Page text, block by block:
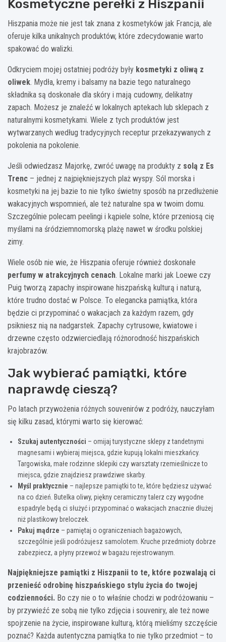
Kosmetyczne perełki z Hiszpanii
Hiszpania może nie jest tak znana z kosmetyków jak Francja, ale
oferuje kilka unikalnych produktów, które zdecydowanie warto
spakować do walizki.
Odkryciem mojej ostatniej podróży były kosmetyki z oliwą z
oliwek. Mydła, kremy i balsamy na bazie tego naturalnego
składnika są doskonałe dla skóry i mają cudowny, delikatny
zapach. Możesz je znaleźć w lokalnych aptekach lub sklepach z
naturalnymi kosmetykami. Wiele z tych produktów jest
wytwarzanych według tradycyjnych receptur przekazywanych z
pokolenia na pokolenie.
Jeśli odwiedzasz Majorkę, zwróć uwagę na produkty z solą z Es
Trenc – jednej z najpiękniejszych plaż wyspy. Sól morska i
kosmetyki na jej bazie to nie tylko świetny sposób na przedłużenie
wakacyjnych wspomnień, ale też naturalne spa w twoim domu.
Szczególnie polecam peelingi i kąpiele solne, które przeniosą cię
myślami na śródziemnomorską plażę nawet w środku polskiej
zimy.
Wiele osób nie wie, że Hiszpania oferuje również doskonałe
perfumy w atrakcyjnych cenach. Lokalne marki jak Loewe czy
Puig tworzą zapachy inspirowane hiszpańską kulturą i naturą,
które trudno dostać w Polsce. To elegancka pamiątka, która
będzie ci przypominać o wakacjach za każdym razem, gdy
psikniesz nią na nadgarstek. Zapachy cytrusowe, kwiatowe i
drzewne często odzwierciedlają różnorodność hiszpańskich
krajobrazów.
Jak wybierać pamiątki, które
naprawdę cieszą?
Po latach przywożenia różnych souvenirów z podróży, nauczyłam
się kilku zasad, którymi warto się kierować:
Szukaj autentyczności – omijaj turystyczne sklepy z tandetnymi
magnesami i wybieraj miejsca, gdzie kupują lokalni mieszkańcy.
Targowiska, małe rodzinne sklepiki czy warsztaty rzemieślnicze to
miejsca, gdzie znajdziesz prawdziwe skarby.
Myśl praktycznie – najlepsze pamiątki to te, które będziesz używać
na co dzień. Butelka oliwy, piękny ceramiczny talerz czy wygodne
espadryle będą ci służyć i przypominać o wakacjach znacznie dłużej
niż plastikowy breloczek.
Pakuj mądrze – pamiętaj o ograniczeniach bagażowych,
szczególnie jeśli podróżujesz samolotem. Kruche przedmioty dobrze
zabezpiecz, a płyny przewoź w bagażu rejestrowanym.
Najpiękniejsze pamiątki z Hiszpanii to te, które pozwalają ci
przenieść odrobinę hiszpańskiego stylu życia do twojej
codzienności. Bo czy nie o to właśnie chodzi w podróżowaniu –
by przywieźć ze sobą nie tylko zdjęcia i souveniry, ale też nowe
spojrzenie na życie, inspirowane kulturą, którą mieliśmy szczęście
poznać? Każda autentyczna pamiątka to nie tylko przedmiot – to